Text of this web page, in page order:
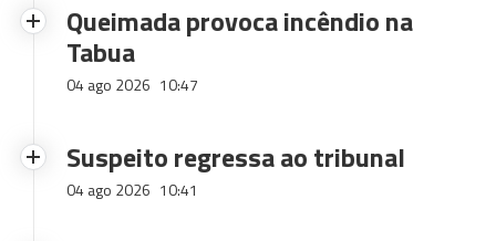
Queimada provoca incêndio na
Tabua
04 ago 2026 10:47
Suspeito regressa ao tribunal
04 ago 2026 10:41